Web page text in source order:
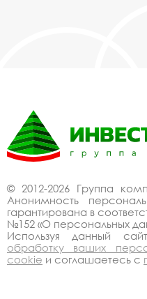
© 2012-2026 Группа
Анонимность
гарантирована в
№152 «О персональных
Используя данный
обработку ваших
cookie и соглашаетесь с